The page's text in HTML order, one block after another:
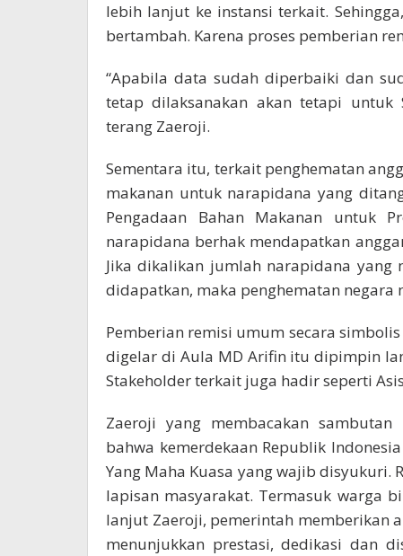
lebih lanjut ke instansi terkait.
bertambah. Karena proses pemberian
“Apabila data sudah diperbaiki dan
tetap dilaksanakan akan tetapi untuk
terang Zaeroji.
Sementara itu, terkait penghematan
makanan untuk narapidana yang
Pengadaan Bahan Makanan untuk
narapidana berhak mendapatkan
Jika dikalikan jumlah narapidana yang
didapatkan, maka penghematan negara
Pemberian remisi umum secara
digelar di Aula MD Arifin itu dipimpin
Stakeholder terkait juga hadir seperti
Zaeroji yang membacakan sambutan
bahwa kemerdekaan Republik
Yang Maha Kuasa yang wajib disyukuri.
lapisan masyarakat. Termasuk warga
lanjut Zaeroji, pemerintah memberikan
menunjukkan prestasi, dedikasi dan